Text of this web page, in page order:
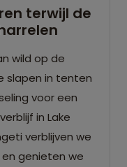
terwijl de
wild op de
slapen in tenten
voor een
in Lake
verblijven we
genieten we